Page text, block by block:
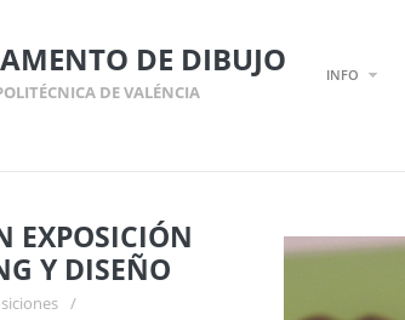
DE DIBUJO
DE VALÉNCIA
INFO
EXPOSICIÓN
Y DISEÑO
/